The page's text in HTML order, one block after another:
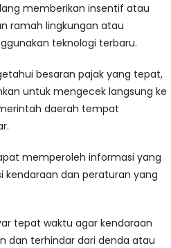
memberikan insentif atau
ramah lingkungan atau
teknologi terbaru.
besaran pajak yang tepat,
untuk mengecek langsung ke
daerah tempat
memperoleh informasi yang
kendaraan dan peraturan yang
tepat waktu agar kendaraan
dan terhindar dari denda atau